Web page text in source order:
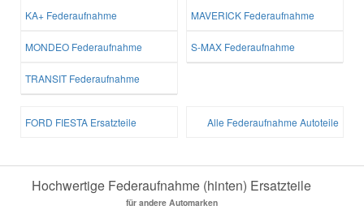
KA+ Federaufnahme MAVERICK Federaufnahme
MONDEO Federaufnahme S-MAX Federaufnahme
TRANSIT Federaufnahme
FORD FIESTA Ersatzteile Alle Federaufnahme Autoteile
Hochwertige Federaufnahme (hinten) Ersatzteile
für andere Automarken